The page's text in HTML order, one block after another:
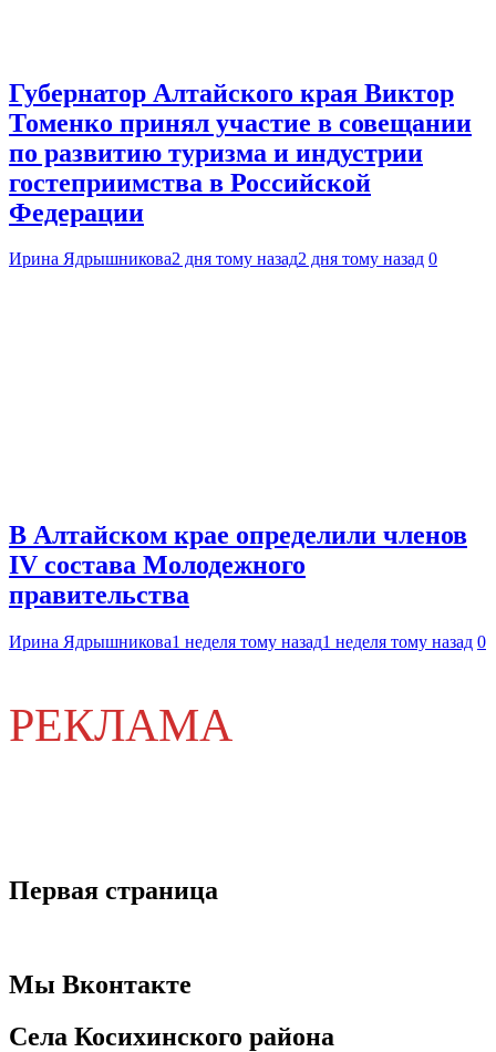
Губернатор Алтайского края Виктор
Томенко принял участие в совещании
по развитию туризма и индустрии
гостеприимства в Российской
Федерации
Ирина Ядрышникова2 дня тому назад2 дня тому назад 0
В Алтайском крае определили членов
IV состава Молодежного
правительства
Ирина Ядрышникова1 неделя тому назад1 неделя тому назад 0
РЕКЛАМА
Первая страница
Мы Вконтакте
Села Косихинского района